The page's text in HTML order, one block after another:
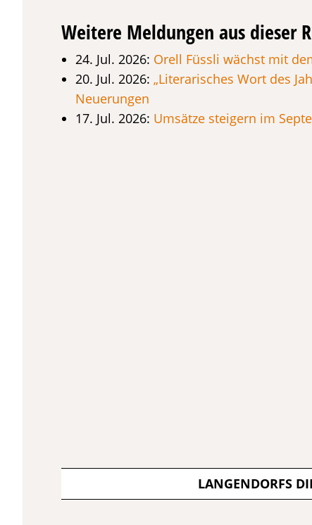
Weitere Meldungen aus dieser
24. Jul. 2026: Orell Füssli wächst mit
20. Jul. 2026: „Literarisches Wort des
Neuerungen
17. Jul. 2026: Umsätze steigern im
LANGENDORFS